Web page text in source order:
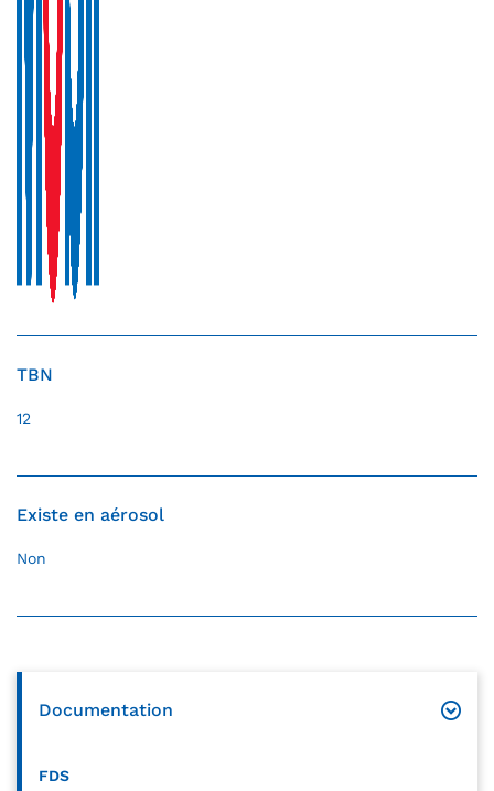
TBN
12
Existe en aérosol
Non
Documentation
FDS